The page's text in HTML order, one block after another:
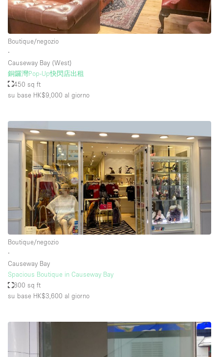
Boutique/negozio
∙
Causeway Bay (West)
銅鑼灣Pop-Up快閃店出租
450 sq ft
su base HK$9,000 al giorno
Boutique/negozio
∙
Causeway Bay
Spacious Boutique in Causeway Bay
800 sq ft
su base HK$3,600 al giorno